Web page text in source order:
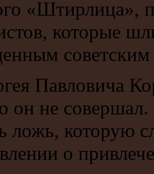
«Штирлица»,
которые
советским
Павловича
он не
ложь, которую
о